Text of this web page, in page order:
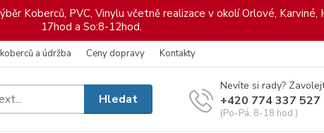
Koberců, PVC, Vinylu včetně realizace v okolí Orlové,
17hod a So:8-12hod.
a údržba Ceny dopravy Kontakty
Hledat
Nevíte si rady?
+420 774 337 527
(Po-Pá, 8-18 hod.)